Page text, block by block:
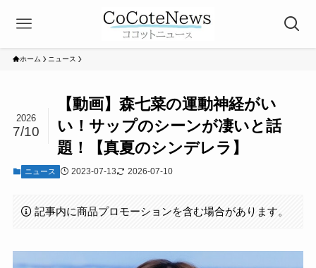
ホーム ニュース
【動画】森七菜の運動神経がい
い！サップのシーンが凄いと話
題！【真夏のシンデレラ】
2026
7/10
ニュース 2023-07-13 2026-07-10
記事内に商品プロモーションを含む場合があります。